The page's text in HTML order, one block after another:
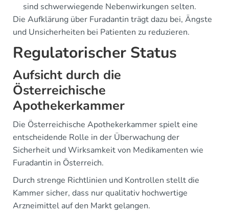
sind schwerwiegende Nebenwirkungen selten.
Die Aufklärung über Furadantin trägt dazu bei, Ängste
und Unsicherheiten bei Patienten zu reduzieren.
Regulatorischer Status
Aufsicht durch die
Österreichische
Apothekerkammer
Die Österreichische Apothekerkammer spielt eine
entscheidende Rolle in der Überwachung der
Sicherheit und Wirksamkeit von Medikamenten wie
Furadantin in Österreich.
Durch strenge Richtlinien und Kontrollen stellt die
Kammer sicher, dass nur qualitativ hochwertige
Arzneimittel auf den Markt gelangen.